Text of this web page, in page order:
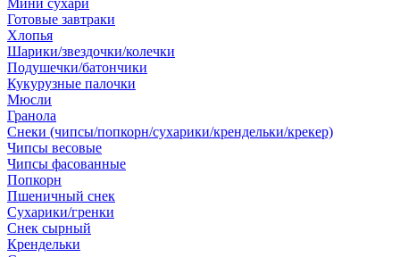
Мини сухари
Готовые завтраки
Хлопья
Шарики/звездочки/колечки
Подушечки/батончики
Кукурузные палочки
Мюсли
Гранола
Снеки (чипсы/попкорн/сухарики/крендельки/крекер)
Чипсы весовые
Чипсы фасованные
Попкорн
Пшеничный снек
Сухарики/гренки
Снек сырный
Крендельки